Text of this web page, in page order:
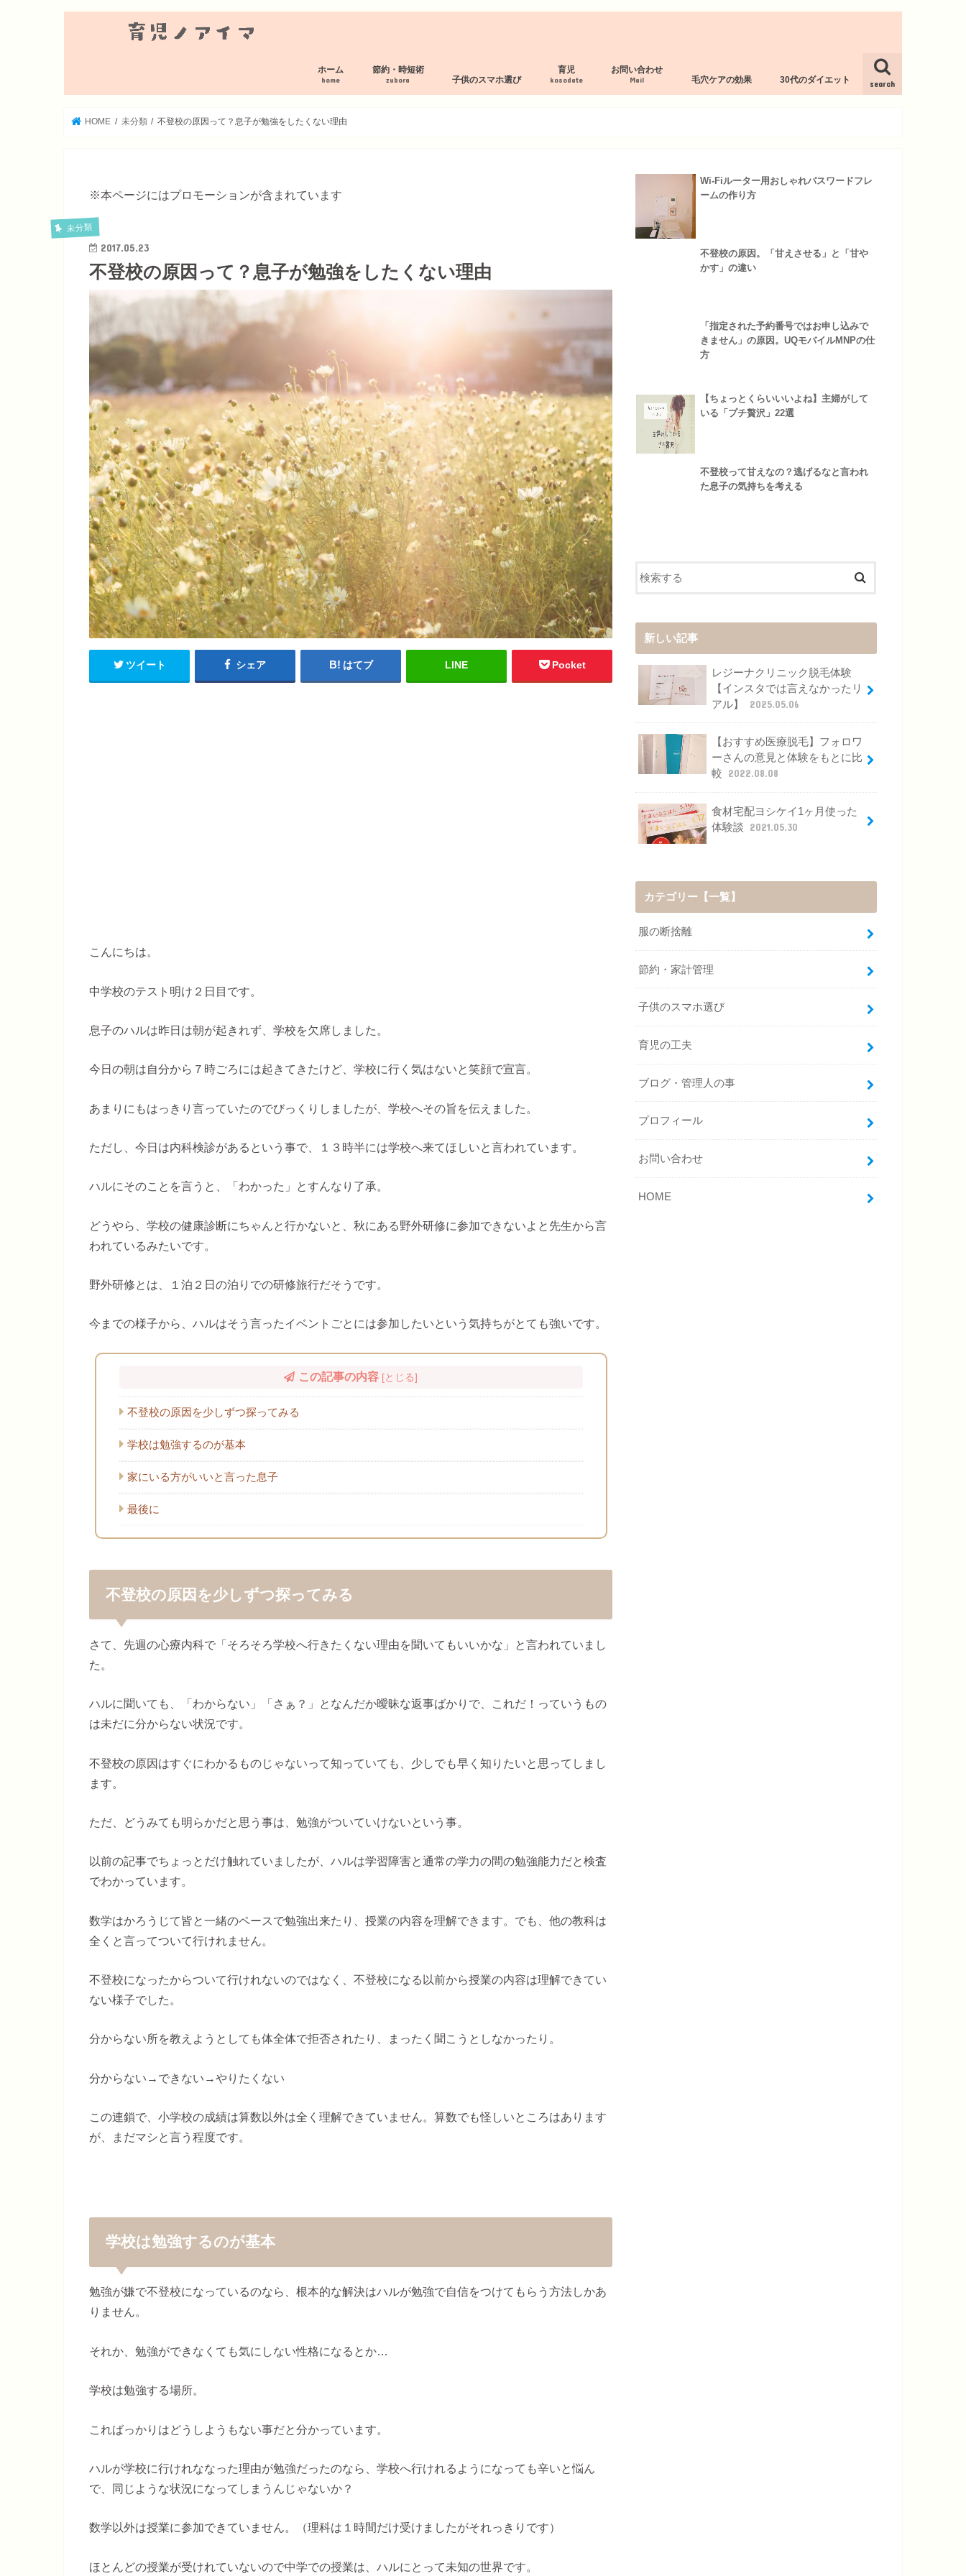
search
ホーム
home
節約・時短術
zubora 子供のスマホ選び
育児
kosodate
お問い合わせ
Mail 毛穴ケアの効果 30代のダイエット
HOME 未分類 不登校の原因って？息子が勉強をしたくない理由
※本ページにはプロモーションが含まれています
未分類
2017.05.23
不登校の原因って？息子が勉強をしたくない理由
ツイート シェア はてブ LINE Pocket
こんにちは。
中学校のテスト明け２日目です。
息子のハルは昨日は朝が起きれず、学校を欠席しました。
今日の朝は自分から７時ごろには起きてきたけど、学校に行く気はないと笑顔で宣言。
あまりにもはっきり言っていたのでびっくりしましたが、学校へその旨を伝えました。
ただし、今日は内科検診があるという事で、１３時半には学校へ来てほしいと言われています。
ハルにそのことを言うと、「わかった」とすんなり了承。
どうやら、学校の健康診断にちゃんと行かないと、秋にある野外研修に参加できないよと先生から言
われているみたいです。
野外研修とは、１泊２日の泊りでの研修旅行だそうです。
今までの様子から、ハルはそう言ったイベントごとには参加したいという気持ちがとても強いです。
この記事の内容 [とじる]
不登校の原因を少しずつ探ってみる
学校は勉強するのが基本
家にいる方がいいと言った息子
最後に
不登校の原因を少しずつ探ってみる
さて、先週の心療内科で「そろそろ学校へ行きたくない理由を聞いてもいいかな」と言われていまし
た。
ハルに聞いても、「わからない」「さぁ？」となんだか曖昧な返事ばかりで、これだ！っていうもの
は未だに分からない状況です。
不登校の原因はすぐにわかるものじゃないって知っていても、少しでも早く知りたいと思ってしまし
ます。
ただ、どうみても明らかだと思う事は、勉強がついていけないという事。
以前の記事でちょっとだけ触れていましたが、ハルは学習障害と通常の学力の間の勉強能力だと検査
でわかっています。
数学はかろうじて皆と一緒のペースで勉強出来たり、授業の内容を理解できます。でも、他の教科は
全くと言ってついて行けれません。
不登校になったからついて行けれないのではなく、不登校になる以前から授業の内容は理解できてい
ない様子でした。
分からない所を教えようとしても体全体で拒否されたり、まったく聞こうとしなかったり。
分からない→できない→やりたくない
この連鎖で、小学校の成績は算数以外は全く理解できていません。算数でも怪しいところはあります
が、まだマシと言う程度です。
学校は勉強するのが基本
勉強が嫌で不登校になっているのなら、根本的な解決はハルが勉強で自信をつけてもらう方法しかあ
りません。
それか、勉強ができなくても気にしない性格になるとか…
学校は勉強する場所。
こればっかりはどうしようもない事だと分かっています。
ハルが学校に行けれななった理由が勉強だったのなら、学校へ行けれるようになっても辛いと悩ん
で、同じような状況になってしまうんじゃないか？
数学以外は授業に参加できていません。（理科は１時間だけ受けましたがそれっきりです）
ほとんどの授業が受けれていないので中学での授業は、ハルにとって未知の世界です。
Wi-Fiルーター用おしゃれパスワードフレ
ームの作り方
不登校の原因。「甘えさせる」と「甘や
かす」の違い
「指定された予約番号ではお申し込みで
きません」の原因。UQモバイルMNPの仕
方
【ちょっとくらいいいよね】主婦がして
いる「プチ贅沢」22選
不登校って甘えなの？逃げるなと言われ
た息子の気持ちを考える
新しい記事
レジーナクリニック脱毛体験
【インスタでは言えなかったリ
アル】
2025.05.06
【おすすめ医療脱毛】フォロワ
ーさんの意見と体験をもとに比
較
2022.08.08
食材宅配ヨシケイ1ヶ月使った
体験談
2021.05.30
カテゴリー【一覧】
服の断捨離
節約・家計管理
子供のスマホ選び
育児の工夫
ブログ・管理人の事
プロフィール
お問い合わせ
HOME